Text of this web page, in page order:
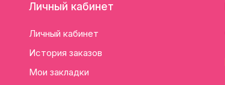
Личный кабинет
Личный кабинет
История заказов
Мои закладки